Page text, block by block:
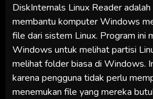
DiskInternals Linux Reader
membantu komputer Windows
file dari sistem Linux. Program ini
Windows untuk melihat partisi
melihat folder biasa di Windows.
karena pengguna tidak perlu
menemukan file yang mereka